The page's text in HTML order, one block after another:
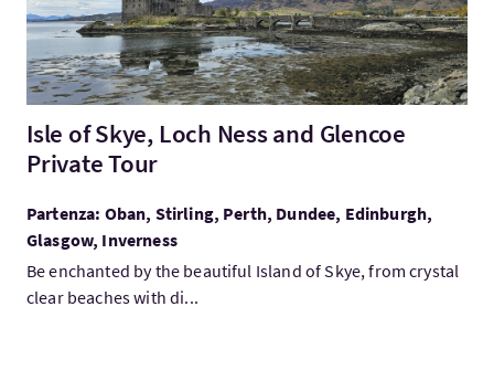
Isle of Skye, Loch Ness and Glencoe
Private Tour
Partenza: Oban, Stirling, Perth, Dundee, Edinburgh,
Glasgow, Inverness
Be enchanted by the beautiful Island of Skye, from crystal
clear beaches with di...